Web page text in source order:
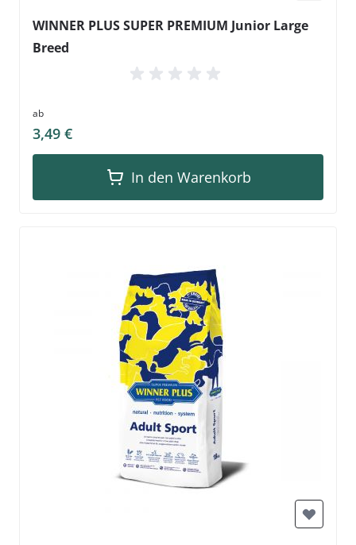
WINNER PLUS SUPER PREMIUM Junior Large
Breed
ab
3,49 €
In den Warenkorb